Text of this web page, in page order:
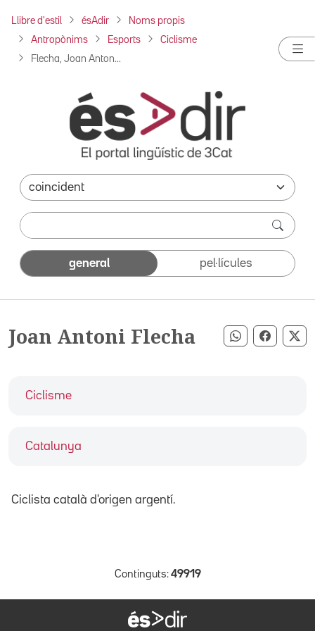
Llibre d'estil ésAdir Noms propis
Antropònims Esports Ciclisme
Flecha, Joan Anton...
general pel·lícules
Joan Antoni Flecha Compartir
Ciclisme
Catalunya
Ciclista català d'origen argentí.
Continguts: 49919